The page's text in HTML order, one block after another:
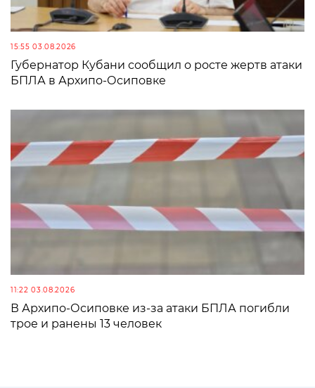
15:55 03.08.2026
Губернатор Кубани сообщил о росте жертв атаки
БПЛА в Архипо-Осиповке
11:22 03.08.2026
В Архипо-Осиповке из-за атаки БПЛА погибли
трое и ранены 13 человек